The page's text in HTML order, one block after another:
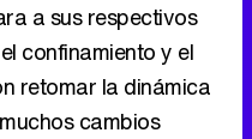
a sus respectivos
confinamiento y el
retomar la dinámica
cambios